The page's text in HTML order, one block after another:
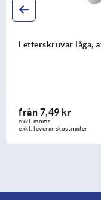
stål, DIN 653
DETALJER